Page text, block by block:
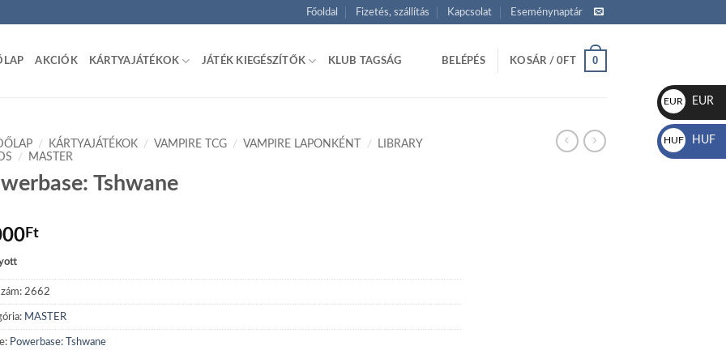
Főoldal Fizetés, szállítás Kapcsolat Eseménynaptár
AKCIÓK KÁRTYAJÁTÉKOK JÁTÉK KIEGÉSZÍTŐK KLUB TAGSÁG BELÉPÉS KOSÁR /0FT 0
/ KÁRTYAJÁTÉKOK / VAMPIRE TCG / VAMPIRE LAPONKÉNT /
LIBRARY
/ MASTER
Tshwane
Ft
2662
MASTER
Powerbase: Tshwane
EUR
€
EUR
HUF
Ft
HUF